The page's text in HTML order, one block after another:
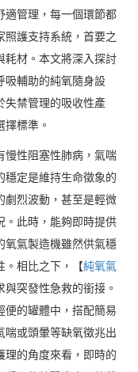
適管理，每一個環節都
照護支持系統，首要之
耗材。本文將深入探討
吸輔助的純氧隨身設
失禁管理的吸收性產
標準。
慢性阻塞性肺病，氣喘
穩定是維持生命徵象的
劇烈波動，甚至是輕微
。此時，能夠即時提供
氧氣製造機雖然供氣穩
。相比之下，【純氧氣
突發性急救的銜接。
便的罐體中，搭配簡易
喘或頭暈等缺氧徵兆出
理的角度來看，即時的